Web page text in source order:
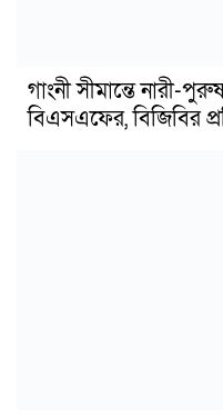
গাংনী সীমান্তে নারী-
বিএসএফের, বিজিবির